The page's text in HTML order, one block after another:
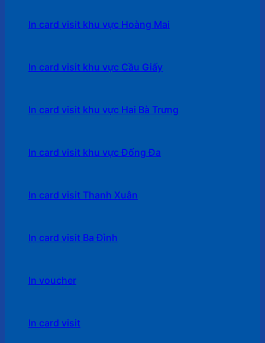
In card visit khu vực Hoàng Mai
In card visit khu vực Cầu Giấy
In card visit khu vực Hai Bà Trưng
In card visit khu vực Đống Đa
In card visit Thanh Xuân
In card visit Ba Đình
In voucher
In card visit